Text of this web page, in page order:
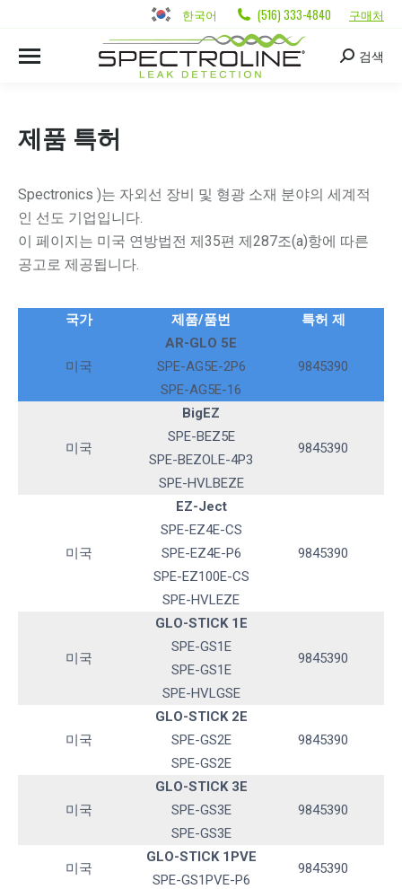
한국어 (516) 333-4840 구매처
검색
제품 특허
Spectronics )는 자외선 장비 및 형광 소재 분야의 세계적
인 선도 기업입니다.
이 페이지는 미국 연방법전 제35편 제287조(a)항에 따른
공고로 제공됩니다.
국가 제품/품번 특허 제
미국
AR-GLO 5E
SPE-AG5E-2P6
SPE-AG5E-16
9845390
미국
BigEZ
SPE-BEZ5E
SPE-BEZOLE-4P3
SPE-HVLBEZE
9845390
미국
EZ-Ject
SPE-EZ4E-CS
SPE-EZ4E-P6
SPE-EZ100E-CS
SPE-HVLEZE
9845390
미국
GLO-STICK 1E
SPE-GS1E
SPE-GS1E
SPE-HVLGSE
9845390
미국
GLO-STICK 2E
SPE-GS2E
SPE-GS2E
9845390
미국
GLO-STICK 3E
SPE-GS3E
SPE-GS3E
9845390
미국
GLO-STICK 1PVE
SPE-GS1PVE-P6
9845390